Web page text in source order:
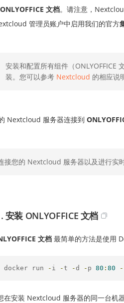
ONLYOFFICE 文档。请注意，
管理员账户中启用我们的官方
安装和配置所有组件（
装。您可以参考 Nextcloud 的相应说
Nextcloud 服务器连接到
接您的 Nextcloud 服务器以及进行实
安装 ONLYOFFICE 文档
文档 最简单的方法是使用
docker run - i -t -d - p 80 : 80
在安装 Nextcloud 服务器的同一台机